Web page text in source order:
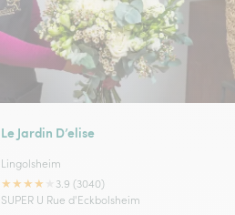
Le Jardin D’elise
Lingolsheim
★★★★
3.9 (3040)
SUPER U Rue d'Eckbolsheim